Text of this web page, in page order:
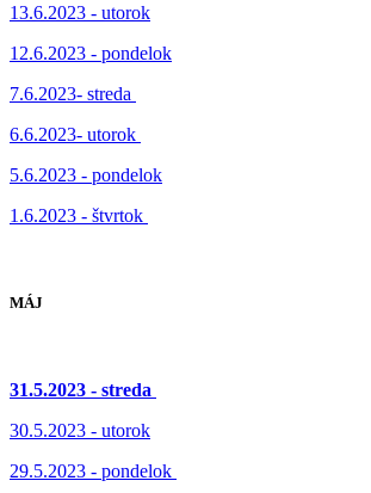
13.6.2023 - utorok
12.6.2023 - pondelok
7.6.2023- streda
6.6.2023- utorok
5.6.2023 - pondelok
1.6.2023 - štvrtok
MÁJ
31.5.2023 - streda
30.5.2023 - utorok
29.5.2023 - pondelok